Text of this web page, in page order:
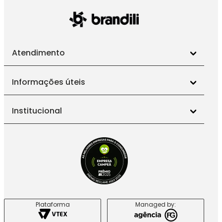
Atendimento
Informações úteis
Institucional
Plataforma Managed by: